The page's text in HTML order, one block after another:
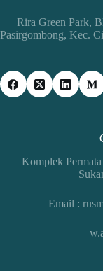
Rira Green Park,
Pasirgombong, Kec.
Komplek
Email :